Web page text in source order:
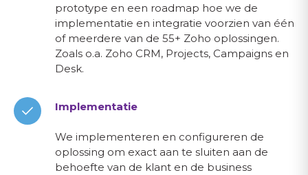
prototype en een roadmap hoe we de
implementatie en integratie voorzien van één
of meerdere van de 55+ Zoho oplossingen.
Zoals o.a. Zoho CRM, Projects, Campaigns en
Desk.
Implementatie
We implementeren en configureren de
oplossing om exact aan te sluiten aan de
behoefte van de klant en de business